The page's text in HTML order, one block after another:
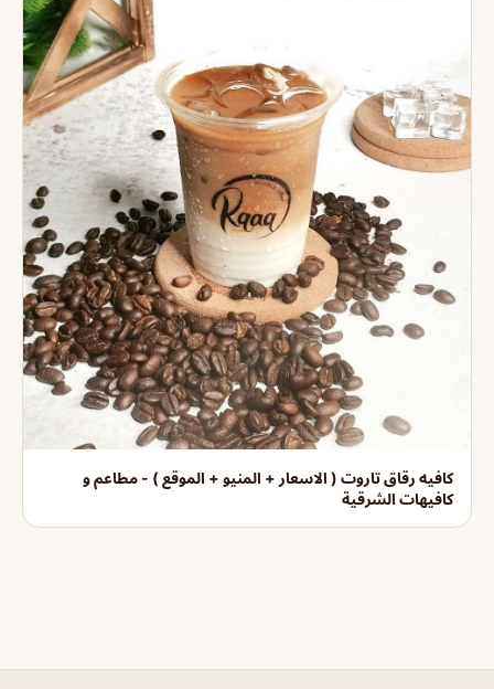
كافيه رقاق تاروت ( الاسعار + المنيو + الموقع ) - مطاعم و
كافيهات الشرقية